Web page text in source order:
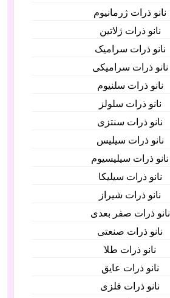
نانو ذرات ژرمانیوم
نانو ذرات ژلاتین
نانو ذرات سرامیک
نانو ذرات سرامیکی
نانو ذرات سلنیوم
نانو ذرات سلولز
نانو ذرات سنتزی
نانو ذرات سیلیس
نانو ذرات سیلیسیوم
نانو ذرات سیلیکا
نانو ذرات شیراز
نانو ذرات صفر بعدی
نانو ذرات صنعتی
نانو ذرات طلا
نانو ذرات عایق
نانو ذرات فلزی